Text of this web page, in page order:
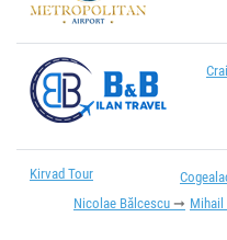
Kirvad Tour
Nicolae Bălcescu
Mihail